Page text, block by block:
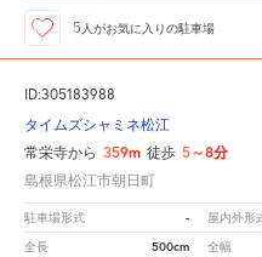
5人がお気に入りの駐車場
ID:305183988
タイムズシャミネ松江
常栄寺から 359m 徒歩 5～8分
島根県松江市朝日町
駐車場形式 - 屋内外形
全長 500cm 全幅